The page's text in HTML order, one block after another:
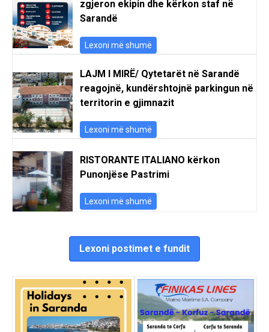
zgjeron ekipin dhe kërkon staf në
Sarandë
Lexoni më shumë
LAJM I MIRË/ Qytetarët në Sarandë
reagojnë, kundërshtojnë parkingun në
territorin e gjimnazit
Lexoni më shumë
RISTORANTE ITALIANO kërkon
Punonjëse Pastrimi
Lexoni më shumë
Lexoni postimet e fundit